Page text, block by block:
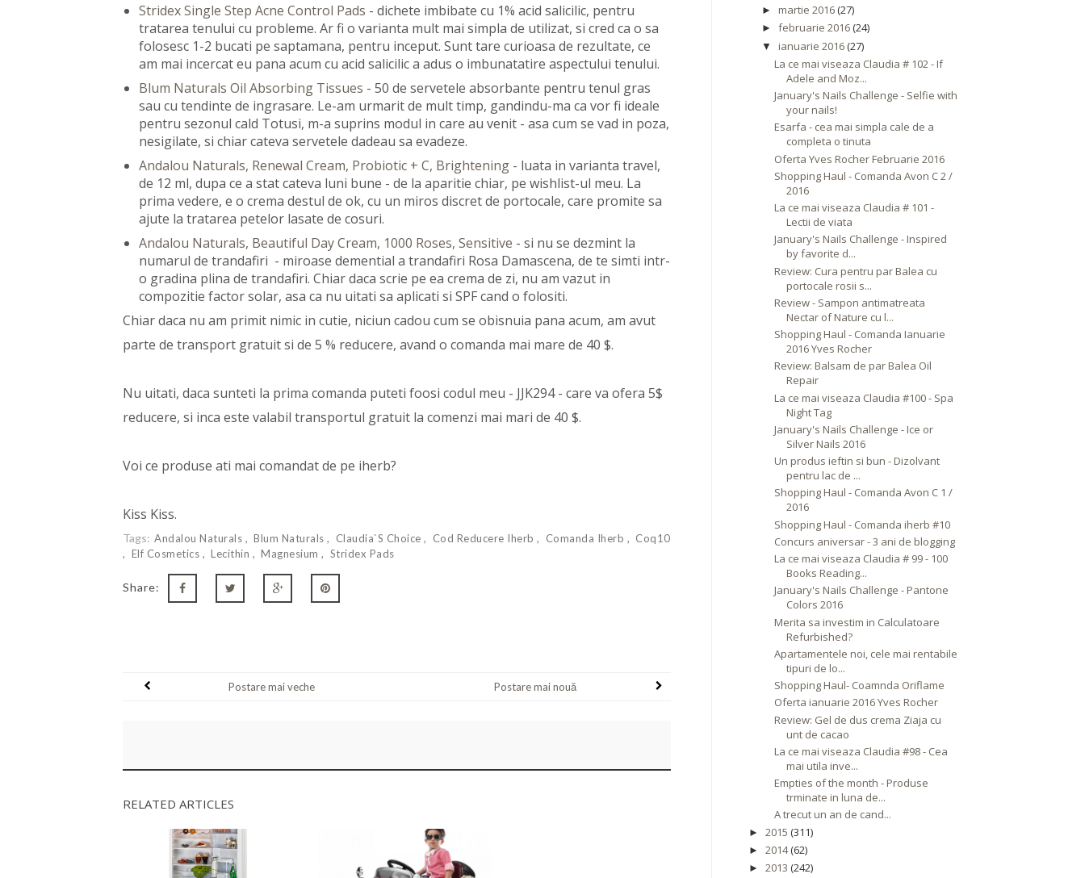
Stridex Single Step Acne Control Pads - dichete imbibate cu 1% acid salicilic, pentru
tratarea tenului cu probleme. Ar fi o varianta mult mai simpla de utilizat, si cred ca o sa
folosesc 1-2 bucati pe saptamana, pentru inceput. Sunt tare curioasa de rezultate, ce
am mai incercat eu pana acum cu acid salicilic a adus o imbunatatire aspectului tenului.
Blum Naturals Oil Absorbing Tissues - 50 de servetele absorbante pentru tenul gras
sau cu tendinte de ingrasare. Le-am urmarit de mult timp, gandindu-ma ca vor fi ideale
pentru sezonul cald Totusi, m-a suprins modul in care au venit - asa cum se vad in poza,
nesigilate, si chiar cateva servetele dadeau sa evadeze.
Andalou Naturals, Renewal Cream, Probiotic + C, Brightening - luata in varianta travel,
de 12 ml, dupa ce a stat cateva luni bune - de la aparitie chiar, pe wishlist-ul meu. La
prima vedere, e o crema destul de ok, cu un miros discret de portocale, care promite sa
ajute la tratarea petelor lasate de cosuri.
Andalou Naturals, Beautiful Day Cream, 1000 Roses, Sensitive - si nu se dezmint la
numarul de trandafiri - miroase demential a trandafiri Rosa Damascena, de te simti intr-
o gradina plina de trandafiri. Chiar daca scrie pe ea crema de zi, nu am vazut in
compozitie factor solar, asa ca nu uitati sa aplicati si SPF cand o folositi.
Chiar daca nu am primit nimic in cutie, niciun cadou cum se obisnuia pana acum, am avut
parte de transport gratuit si de 5 % reducere, avand o comanda mai mare de 40 $.
Nu uitati, daca sunteti la prima comanda puteti foosi codul meu - JJK294 - care va ofera 5$
reducere, si inca este valabil transportul gratuit la comenzi mai mari de 40 $.
Voi ce produse ati mai comandat de pe iherb?
Kiss Kiss.
Tags: Andalou Naturals Blum Naturals Claudia`s Choice Cod Reducere Iherb Comanda Iherb
Coq10
Elf Cosmetics
Lecithin Magnesium Stridex Pads
Share:
Postare mai nouă
Postare mai veche
RELATED ARTICLES
► martie 2016(27)
► februarie 2016(24)
▼ ianuarie 2016(27)
La ce mai viseaza Claudia # 102 - If
Adele and Moz...
January's Nails Challenge - Selfie with
your nails!
Esarfa - cea mai simpla cale de a
completa o tinuta
Oferta Yves Rocher Februarie 2016
Shopping Haul - Comanda Avon C 2 /
2016
La ce mai viseaza Claudia # 101 -
Lectii de viata
January's Nails Challenge - Inspired
by favorite d...
Review: Cura pentru par Balea cu
portocale rosii s...
Review - Sampon antimatreata
Nectar of Nature cu l...
Shopping Haul - Comanda Ianuarie
2016 Yves Rocher
Review: Balsam de par Balea Oil
Repair
La ce mai viseaza Claudia #100 - Spa
Night Tag
January's Nails Challenge - Ice or
Silver Nails 2016
Un produs ieftin si bun - Dizolvant
pentru lac de ...
Shopping Haul - Comanda Avon C 1 /
2016
Shopping Haul - Comanda iherb #10
Concurs aniversar - 3 ani de blogging
La ce mai viseaza Claudia # 99 - 100
Books Reading...
January's Nails Challenge - Pantone
Colors 2016
Merita sa investim in Calculatoare
Refurbished?
Apartamentele noi, cele mai rentabile
tipuri de lo...
Shopping Haul- Coamnda Oriflame
Oferta ianuarie 2016 Yves Rocher
Review: Gel de dus crema Ziaja cu
unt de cacao
La ce mai viseaza Claudia #98 - Cea
mai utila inve...
Empties of the month - Produse
trminate in luna de...
A trecut un an de cand...
► 2015 (311)
► 2014(62)
► 2013 (242)